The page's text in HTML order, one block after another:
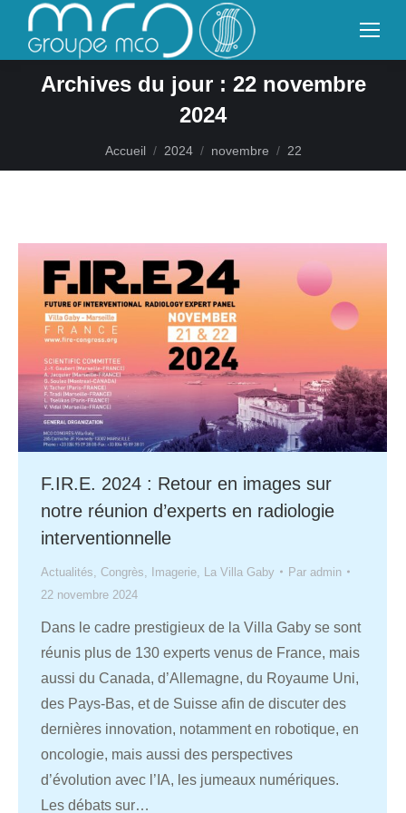
Archives du jour : 22 novembre
2024
Vous êtes ici :
Accueil 2024 novembre 22
F.IR.E. 2024 : Retour en images sur
notre réunion d’experts en radiologie
interventionnelle
Actualités Congrès Imagerie La Villa Gaby Par admin
22 novembre 2024
Dans le cadre prestigieux de la Villa Gaby se sont
réunis plus de 130 experts venus de France, mais
aussi du Canada, d’Allemagne, du Royaume Uni,
des Pays-Bas, et de Suisse afin de discuter des
dernières innovation, notamment en robotique, en
oncologie, mais aussi des perspectives
d’évolution avec l’IA, les jumeaux numériques.
Les débats sur…